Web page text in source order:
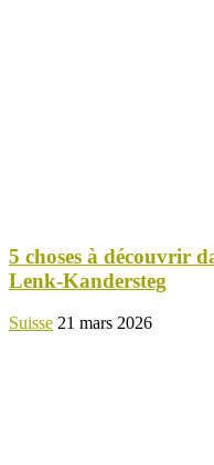
5 choses à découvrir
Lenk-Kandersteg
Suisse 21 mars 2026